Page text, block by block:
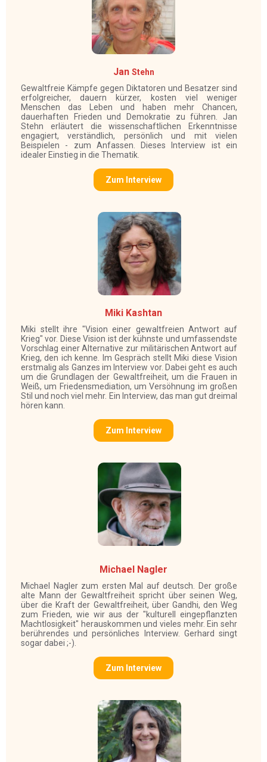
Jan Stehn
Gewaltfreie Kämpfe gegen Diktatoren und Besatzer sind
erfolgreicher, dauern kürzer, kosten viel weniger
Menschen das Leben und haben mehr Chancen,
dauerhaften Frieden und Demokratie zu führen. Jan
Stehn erläutert die wissenschaftlichen Erkenntnisse
engagiert, verständlich, persönlich und mit vielen
Beispielen - zum Anfassen. Dieses Interview ist ein
idealer Einstieg in die Thematik.
Zum Interview
Miki Kashtan
Miki stellt ihre "Vision einer gewaltfreien Antwort auf
Krieg" vor. Diese Vision ist der kühnste und umfassendste
Vorschlag einer Alternative zur militärischen Antwort auf
Krieg, den ich kenne. Im Gespräch stellt Miki diese Vision
erstmalig als Ganzes im Interview vor. Dabei geht es auch
um die Grundlagen der Gewaltfreiheit, um die Frauen in
Weiß, um Friedensmediation, um Versöhnung im großen
Stil und noch viel mehr. Ein Interview, das man gut dreimal
hören kann.
Zum Interview
Michael Nagler
Michael Nagler zum ersten Mal auf deutsch. Der große
alte Mann der Gewaltfreiheit spricht über seinen Weg,
über die Kraft der Gewaltfreiheit, über Gandhi, den Weg
zum Frieden, wie wir aus der "kulturell eingepflanzten
Machtlosigkeit" herauskommen und vieles mehr. Ein sehr
berührendes und persönliches Interview. Gerhard singt
sogar dabei ;-).
Zum Interview